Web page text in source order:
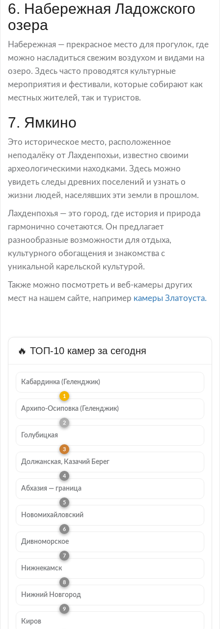
6. Набережная Ладожского
озера
Набережная — прекрасное место для прогулок, где
можно насладиться свежим воздухом и видами на
озеро. Здесь часто проводятся культурные
мероприятия и фестивали, которые собирают как
местных жителей, так и туристов.
7. Ямкино
Это историческое место, расположенное
неподалёку от Лахденпохьи, известно своими
археологическими находками. Здесь можно
увидеть следы древних поселений и узнать о
жизни людей, населявших эти земли в прошлом.
Лахденпохья — это город, где история и природа
гармонично сочетаются. Он предлагает
разнообразные возможности для отдыха,
культурного обогащения и знакомства с
уникальной карельской культурой.
Также можно посмотреть и веб-камеры других
мест на нашем сайте, например камеры Златоуста.
🔥 ТОП-10 камер за сегодня
Кабардинка (Геленджик)
Архипо-Осиповка (Геленджик)
Голубицкая
Должанская, Казачий Берег
Абхазия — граница
Новомихайловский
Дивноморское
Нижнекамск
Нижний Новгород
Киров